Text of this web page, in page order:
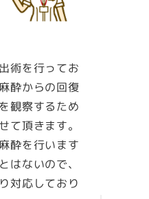
術を行ってお
酔からの回復
観察するため
て頂きます。
酔を行います
はないので、
対応しており